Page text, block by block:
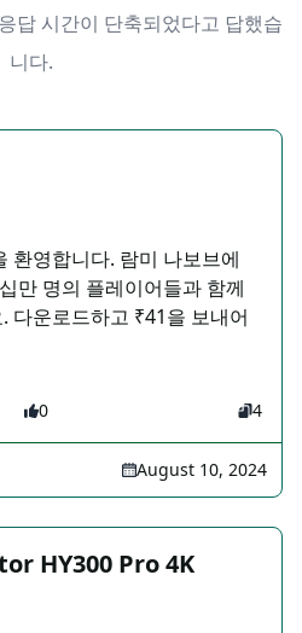
답 시간이 단축되었다고 답했습
니다.
환영합니다. 람미 나보브에
만 명의 플레이어들과 함께
다운로드하고 ₹41을 보내어
0 4
August 10, 2024
HY300 Pro 4K